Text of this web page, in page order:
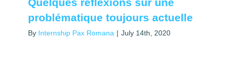
problématique toujours actuelle
By Internship Pax Romana | July 14th, 2020